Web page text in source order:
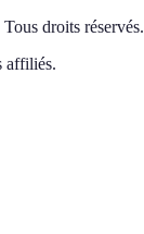
Tous droits réservés.
affiliés.